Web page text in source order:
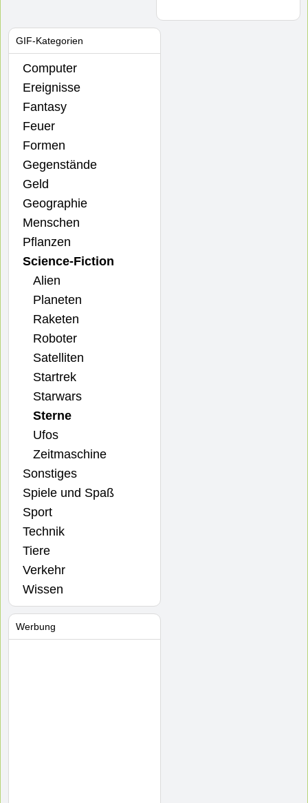
GIF-Kategorien
Computer
Ereignisse
Fantasy
Feuer
Formen
Gegenstände
Geld
Geographie
Menschen
Pflanzen
Science-Fiction
Alien
Planeten
Raketen
Roboter
Satelliten
Startrek
Starwars
Sterne
Ufos
Zeitmaschine
Sonstiges
Spiele und Spaß
Sport
Technik
Tiere
Verkehr
Wissen
Werbung